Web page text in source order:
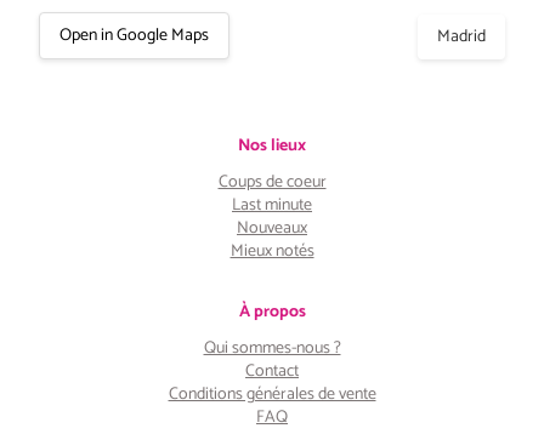
Open in Google Maps Madrid
Nos lieux
Coups de coeur
Last minute
Nouveaux
Mieux notés
À propos
Qui sommes-nous ?
Contact
Conditions générales de vente
FAQ